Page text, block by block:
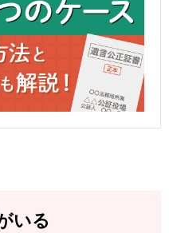
いる